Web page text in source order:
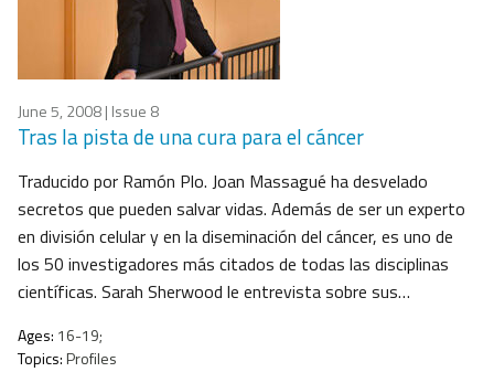
June 5, 2008| Issue 8
Tras la pista de una cura para el cáncer
Traducido por Ramón Plo. Joan Massagué ha desvelado
secretos que pueden salvar vidas. Además de ser un experto
en división celular y en la diseminación del cáncer, es uno de
los 50 investigadores más citados de todas las disciplinas
científicas. Sarah Sherwood le entrevista sobre sus…
Ages: 16-19;
Topics:Profiles